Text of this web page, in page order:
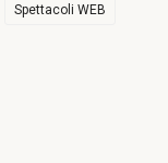
Spettacoli WEB